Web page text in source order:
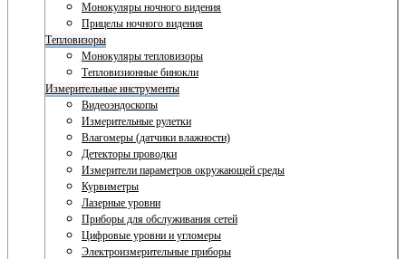
Монокуляры ночного видения
Прицелы ночного видения
Тепловизоры
Монокуляры тепловизоры
Тепловизионные бинокли
Измерительные инструменты
Видеоэндоскопы
Измерительные рулетки
Влагомеры (датчики влажности)
Детекторы проводки
Измерители параметров окружающей среды
Курвиметры
Лазерные уровни
Приборы для обслуживания сетей
Цифровые уровни и угломеры
Электроизмерительные приборы